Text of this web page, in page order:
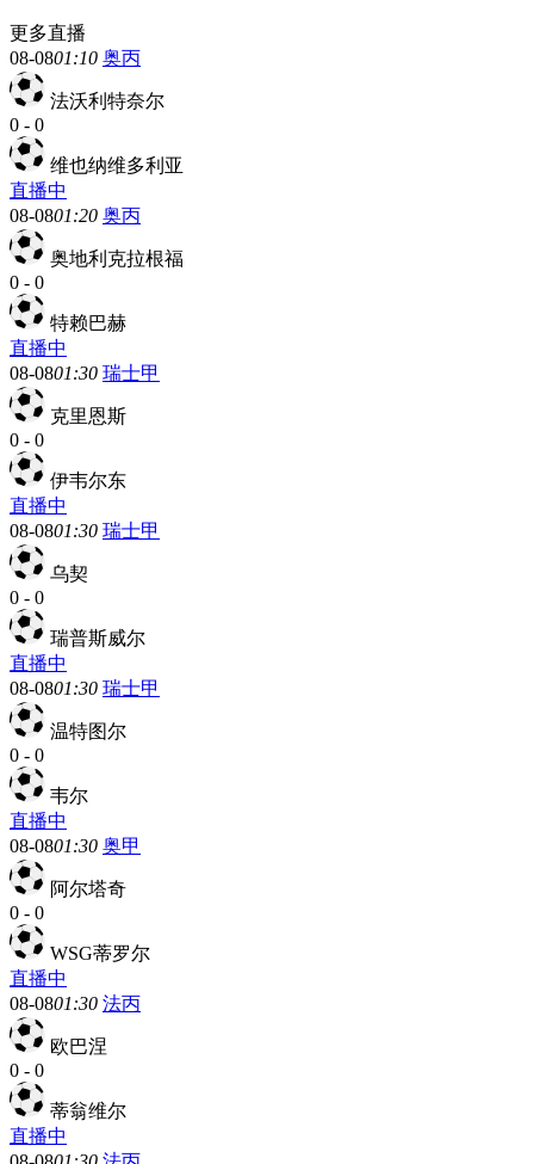
更多直播
08-0801:10 奥丙
法沃利特奈尔
0 - 0
维也纳维多利亚
直播中
08-0801:20 奥丙
奥地利克拉根福
0 - 0
特赖巴赫
直播中
08-0801:30 瑞士甲
克里恩斯
0 - 0
伊韦尔东
直播中
08-0801:30 瑞士甲
乌契
0 - 0
瑞普斯威尔
直播中
08-0801:30 瑞士甲
温特图尔
0 - 0
韦尔
直播中
08-0801:30 奥甲
阿尔塔奇
0 - 0
WSG蒂罗尔
直播中
08-0801:30 法丙
欧巴涅
0 - 0
蒂翁维尔
直播中